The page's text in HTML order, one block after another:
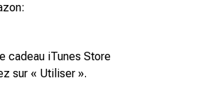
cadeau iTunes Store
sur « Utiliser ».